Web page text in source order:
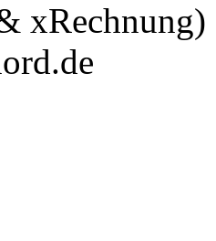
xRechnung)